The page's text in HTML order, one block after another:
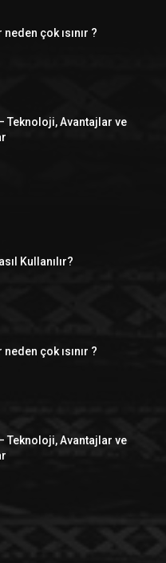
çok ısınır ?
Teknoloji, Avantajlar ve
Kullanılır?
çok ısınır ?
Teknoloji, Avantajlar ve